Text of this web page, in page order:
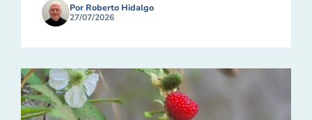
Por Roberto Hidalgo
27/07/2026